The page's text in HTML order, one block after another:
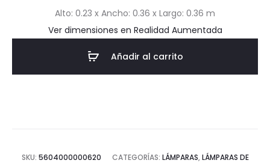
era:
$138.03.
es:
$41.41.
Alto: 0.23 x Ancho: 0.36 x Largo: 0.36 m
Ver dimensiones en Realidad Aumentada
Añadir al carrito
SKU: 5604000000620 CATEGORÍAS: LÁMPARAS, LÁMPARAS DE